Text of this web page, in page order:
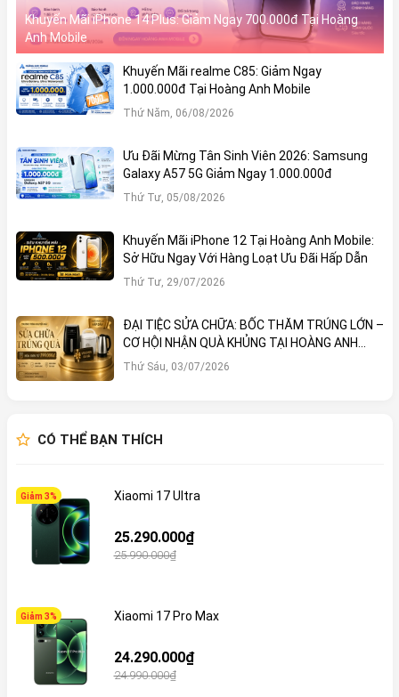
Khuyến Mãi iPhone 14 Plus: Giảm Ngay 700.000đ Tại Hoàng
Anh Mobile
Khuyến Mãi realme C85: Giảm Ngay
1.000.000đ Tại Hoàng Anh Mobile
Thứ Năm, 06/08/2026
Ưu Đãi Mừng Tân Sinh Viên 2026: Samsung
Galaxy A57 5G Giảm Ngay 1.000.000đ
Thứ Tư, 05/08/2026
Khuyến Mãi iPhone 12 Tại Hoàng Anh Mobile:
Sở Hữu Ngay Với Hàng Loạt Ưu Đãi Hấp Dẫn
Thứ Tư, 29/07/2026
ĐẠI TIỆC SỬA CHỮA: BỐC THĂM TRÚNG LỚN –
CƠ HỘI NHẬN QUÀ KHỦNG TẠI HOÀNG ANH
MOBILE
Thứ Sáu, 03/07/2026
CÓ THỂ BẠN THÍCH
Giảm 3% Xiaomi 17 Ultra
25.290.000₫
25.990.000₫
Giảm 3% Xiaomi 17 Pro Max
24.290.000₫
24.990.000₫